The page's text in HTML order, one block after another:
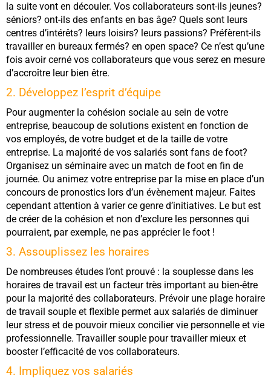
la suite vont en découler. Vos collaborateurs sont-ils jeunes?
séniors? ont-ils des enfants en bas âge? Quels sont leurs
centres d’intérêts? leurs loisirs? leurs passions? Préfèrent-ils
travailler en bureaux fermés? en open space? Ce n’est qu’une
fois avoir cerné vos collaborateurs que vous serez en mesure
d’accroître leur bien être.
2. Développez l’esprit d’équipe
Pour augmenter la cohésion sociale au sein de votre
entreprise, beaucoup de solutions existent en fonction de
vos employés, de votre budget et de la taille de votre
entreprise. La majorité de vos salariés sont fans de foot?
Organisez un séminaire avec un match de foot en fin de
journée. Ou animez votre entreprise par la mise en place d’un
concours de pronostics lors d’un évènement majeur. Faites
cependant attention à varier ce genre d’initiatives. Le but est
de créer de la cohésion et non d’exclure les personnes qui
pourraient, par exemple, ne pas apprécier le foot !
3. Assouplissez les horaires
De nombreuses études l’ont prouvé : la souplesse dans les
horaires de travail est un facteur très important au bien-être
pour la majorité des collaborateurs. Prévoir une plage horaire
de travail souple et flexible permet aux salariés de diminuer
leur stress et de pouvoir mieux concilier vie personnelle et vie
professionnelle. Travailler souple pour travailler mieux et
booster l’efficacité de vos collaborateurs.
4. Impliquez vos salariés